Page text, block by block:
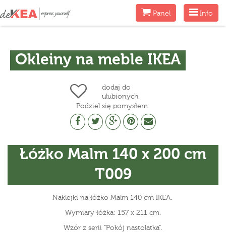
Menu
Info
MenuPanel
Okleiny na meble IKEA
dodaj do
ulubionych
Podziel się pomysłem:
Łóżko Malm 140 x 200 cm
T009
Naklejki na łóżko Malm 140 cm IKEA.
Wymiary łóżka: 157 x 211 cm.
Wzór z serii "Pokój nastolatka".